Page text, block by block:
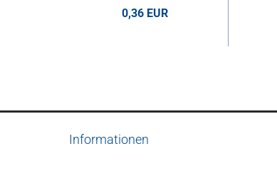
0,36 EUR
Informationen